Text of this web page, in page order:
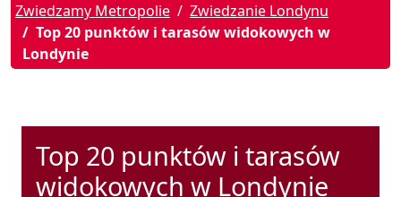
Zwiedzamy Metropolie
Zwiedzanie Londynu
Top 20 punktów i tarasów widokowych w
Londynie
Top 20 punktów i tarasów
widokowych w Londynie